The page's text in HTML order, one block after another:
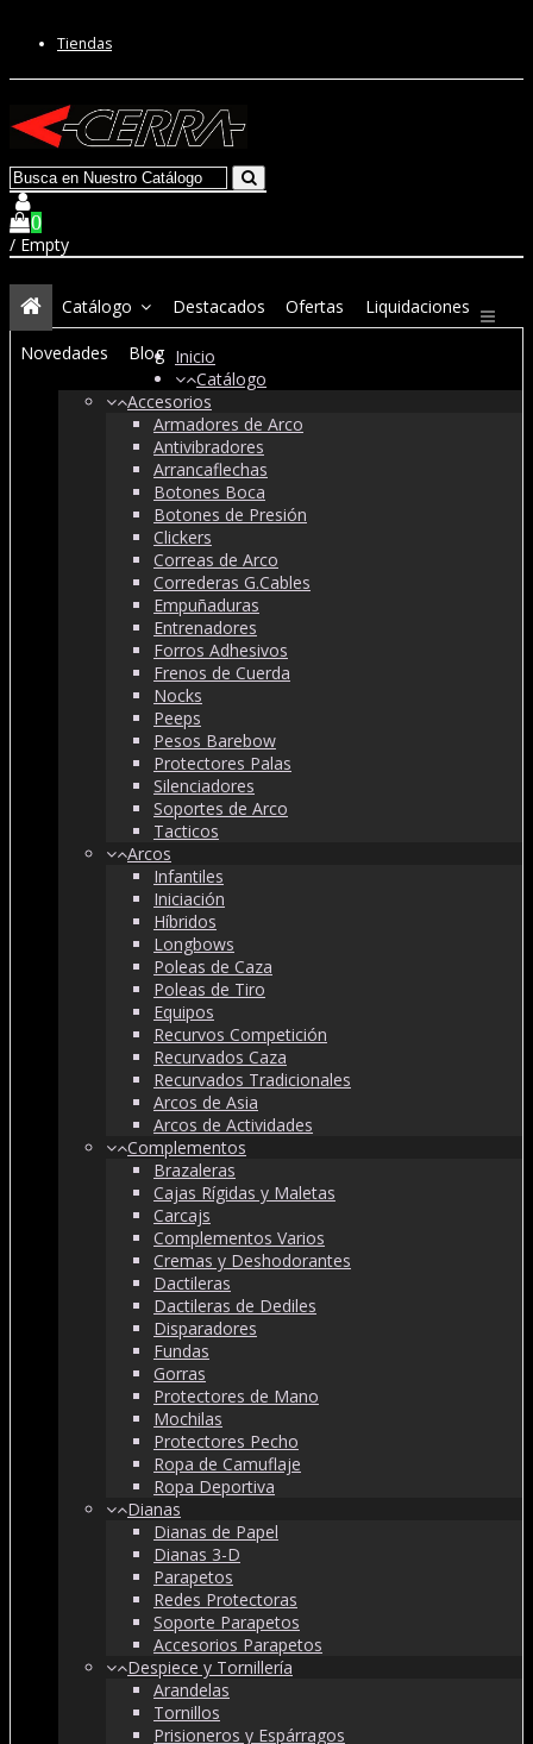
Tiendas
0
/ Empty
Catálogo Destacados Ofertas Liquidaciones
Novedades Blog Inicio
Catálogo
Accesorios
Armadores de Arco
Antivibradores
Arrancaflechas
Botones Boca
Botones de Presión
Clickers
Correas de Arco
Correderas G.Cables
Empuñaduras
Entrenadores
Forros Adhesivos
Frenos de Cuerda
Nocks
Peeps
Pesos Barebow
Protectores Palas
Silenciadores
Soportes de Arco
Tacticos
Arcos
Infantiles
Iniciación
Híbridos
Longbows
Poleas de Caza
Poleas de Tiro
Equipos
Recurvos Competición
Recurvados Caza
Recurvados Tradicionales
Arcos de Asia
Arcos de Actividades
Complementos
Brazaleras
Cajas Rígidas y Maletas
Carcajs
Complementos Varios
Cremas y Deshodorantes
Dactileras
Dactileras de Dediles
Disparadores
Fundas
Gorras
Protectores de Mano
Mochilas
Protectores Pecho
Ropa de Camuflaje
Ropa Deportiva
Dianas
Dianas de Papel
Dianas 3-D
Parapetos
Redes Protectoras
Soporte Parapetos
Accesorios Parapetos
Despiece y Tornillería
Arandelas
Tornillos
Prisioneros y Espárragos